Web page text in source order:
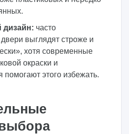
дизайн: часто
выглядят строже и
хотя современные
окраски и
помогают этого избежать.